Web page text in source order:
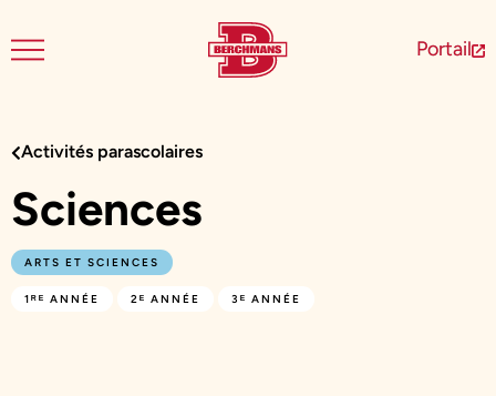
Portail
Activités parascolaires
Sciences
ARTS ET SCIENCES
1ᴿᴱ ANNÉE 2ᴱ ANNÉE 3ᴱ ANNÉE